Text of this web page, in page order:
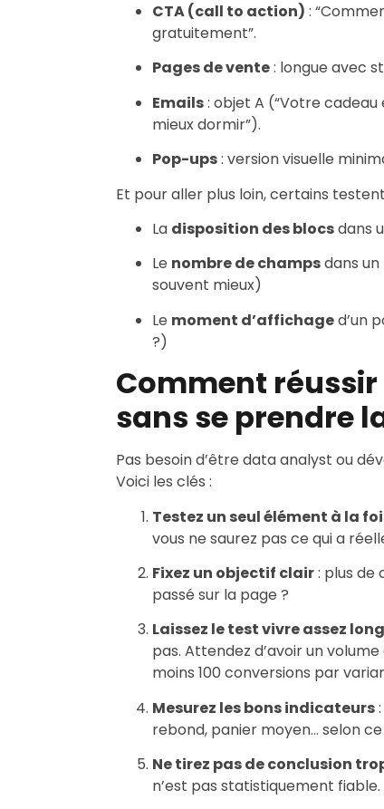
CTA (call to action) :
gratuitement”.
Pages de vente: longue avec
Emails: objet A (“Votre
mieux dormir”).
Pop-ups: version visuelle
Et pour aller plus loin, certains
La disposition des blocsdans
Le nombre de champsdans
souvent mieux)
Le moment d’affichaged’un
?)
Comment
sans se prendre
Pas besoin d’être data analyst ou
Voici les clés :
Testez un seul élément à la
vous ne saurez pas ce qui a
Fixez un objectif clair: plus de
passé sur la page ?
Laissez le test vivre assez
pas. Attendez d’avoir un
moins 100 conversions par
Mesurez les bons indicateurs
rebond, panier moyen… selon
Ne tirez pas de conclusion
n’est pas statistiquement fiable.